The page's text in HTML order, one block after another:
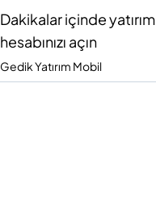
Dakikalar içinde yatırım
hesabınızı açın
Gedik Yatırım Mobil